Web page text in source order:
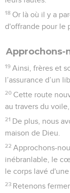
18 Or là où il y a
d'offrande pour le
Approchons-
19 Ainsi, frères et
l’assurance d’un
20 Cette route
au travers du
21 De plus, nous
maison de Dieu.
22 Approchons-
inébranlable, le
le corps lavé d'une
23 Retenons